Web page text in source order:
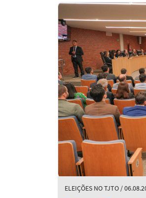
Notícias
em
Destaque
ELEIÇÕES NO TJTO /